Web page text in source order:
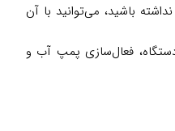
باشید، می‌توانید با آن
فعال‌سازی پمپ آب و